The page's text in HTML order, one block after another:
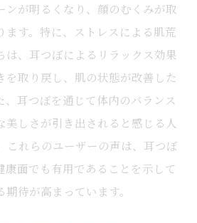
ンが明るくなり、顔のむくみが取
ます。特に、ストレスによる肌荒
は、耳つぼによるリラックス効果
を取り戻し、肌の状態が改善した
、耳つぼを通じて体内のバランス
美しさが引き出されると感じる人
これらのユーザーの声は、耳つぼ
康面でも有用であることを示して
待が高まっています。